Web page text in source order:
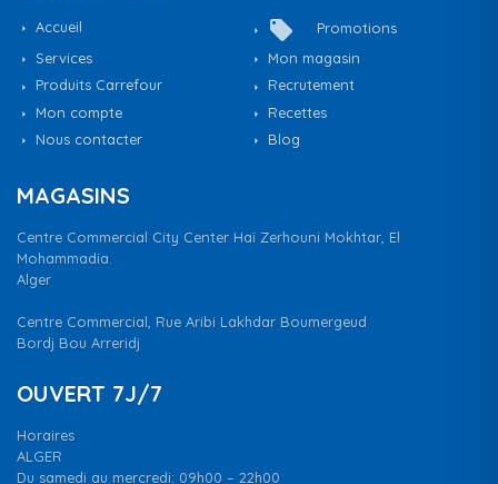
Accueil local_offer
Promotions
Services
Mon magasin
Produits Carrefour
Recrutement
Mon compte
Recettes
Nous contacter
Blog
MAGASINS
Centre Commercial City Center Haï Zerhouni Mokhtar, El
Mohammadia.
Alger
Centre Commercial, Rue Aribi Lakhdar Boumergeud
Bordj Bou Arreridj
OUVERT 7J/7
Horaires
ALGER
Du samedi au mercredi: 09h00 – 22h00